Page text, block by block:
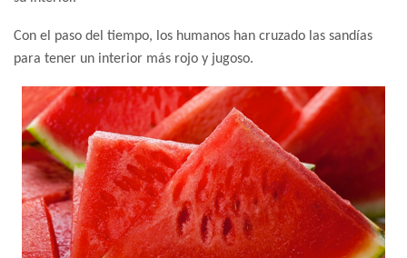
Con el paso del tiempo, los humanos han cruzado las sandías
para tener un interior más rojo y jugoso.